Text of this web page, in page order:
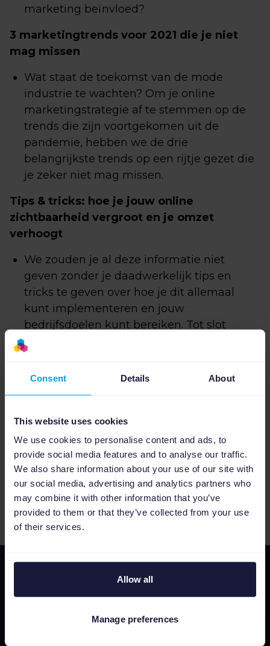
Consent Details About
This website uses cookies
We use cookies to personalise content and ads, to
provide social media features and to analyse our traffic.
We also share information about your use of our site with
our social media, advertising and analytics partners who
may combine it with other information that you’ve
provided to them or that they’ve collected from your use
of their services.
Allow all
Manage preferences
marketing beïnvloed?
3 marketingtrends voor 2021 die je niet
mag missen
Wat staat de toekomst van de mode
industrie te wachten? Om je online
marketingstrategie af te stemmen op de
trends die zijn voortgekomen uit de
pandemie, hebben we de drie
belangrijkste trends op een rijtje gezet die
je zeker niet mag missen.
Tips & tricks: hoe je jouw online
zichtbaarheid vergroot en je omzet
verhoogt
We zouden je al deze informatie niet
geven zonder je daadwerkelijk tips en
tricks te geven over hoe je dit allemaal
kunt implementeren en jouw
bedrijfsdoelen kunt bereiken. Tot slot
geven we je alle handvaten waarmee je je
concurrenten!
Download hetFashion Retail in 2021
hier: